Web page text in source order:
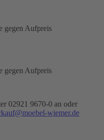
gegen Aufpreis
gegen Aufpreis
02921 9670-0 an oder
wiemer.de